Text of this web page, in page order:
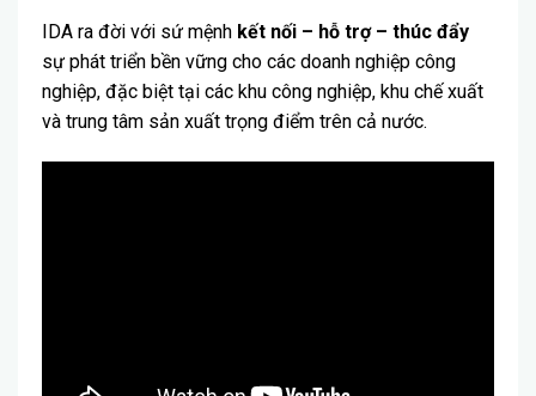
IDA ra đời với sứ mệnh kết nối – hỗ trợ – thúc đẩy
sự phát triển bền vững cho các doanh nghiệp công
nghiệp, đặc biệt tại các khu công nghiệp, khu chế xuất
và trung tâm sản xuất trọng điểm trên cả nước.